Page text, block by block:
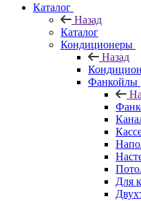
Каталог
Назад
Каталог
Кондиционеры
Назад
Фанкойлы
Для